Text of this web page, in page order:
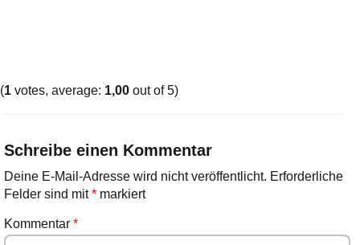
(1 votes, average: 1,00 out of 5)
Schreibe einen Kommentar
Deine E-Mail-Adresse wird nicht veröffentlicht. Erforderliche
Felder sind mit*markiert
Kommentar *